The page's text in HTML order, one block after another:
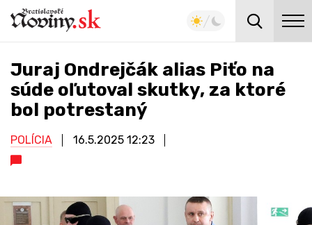
Juraj Ondrejčák alias Piťo na
súde oľutoval skutky, za ktoré
bol potrestaný
POLÍCIA 16.5.2025 12:23